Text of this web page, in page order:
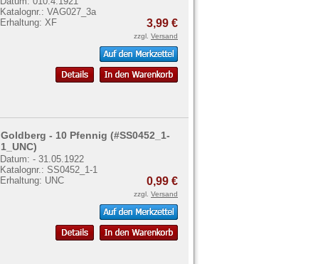
Katalognr.: VAG027_3a
Erhaltung: XF
3,99 €
zzgl. Versand
Goldberg - 10 Pfennig (#SS0452_1-
1_UNC)
Datum: - 31.05.1922
Katalognr.: SS0452_1-1
Erhaltung: UNC
0,99 €
zzgl. Versand